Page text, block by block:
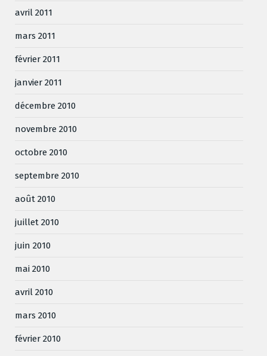
avril 2011
mars 2011
février 2011
janvier 2011
décembre 2010
novembre 2010
octobre 2010
septembre 2010
août 2010
juillet 2010
juin 2010
mai 2010
avril 2010
mars 2010
février 2010